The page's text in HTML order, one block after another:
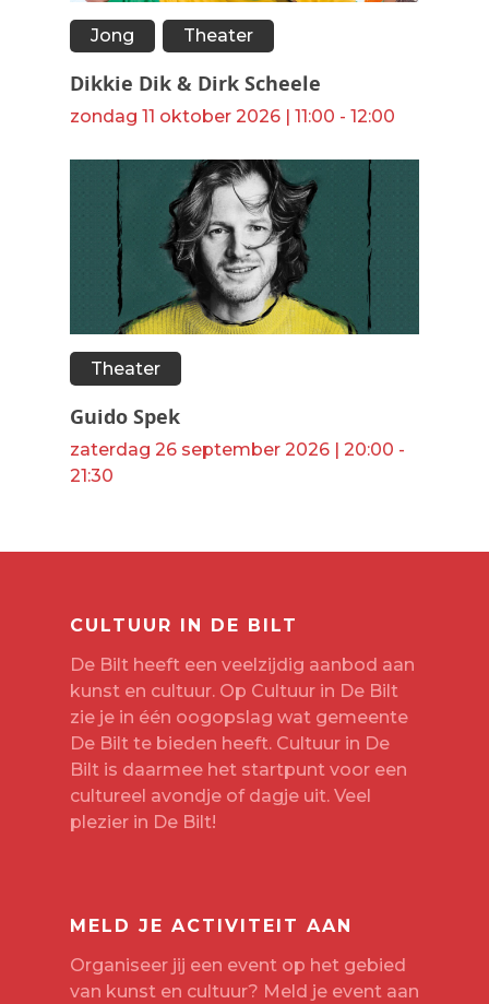
Jong Theater
Dikkie Dik & Dirk Scheele
zondag 11 oktober 2026 | 11:00 - 12:00
Theater
Guido Spek
zaterdag 26 september 2026 | 20:00 -
21:30
CULTUUR IN DE BILT
De Bilt heeft een veelzijdig aanbod aan
kunst en cultuur. Op Cultuur in De Bilt
zie je in één oogopslag wat gemeente
De Bilt te bieden heeft. Cultuur in De
Bilt is daarmee het startpunt voor een
cultureel avondje of dagje uit. Veel
plezier in De Bilt!
MELD JE ACTIVITEIT AAN
Organiseer jij een event op het gebied
van kunst en cultuur? Meld je event aan